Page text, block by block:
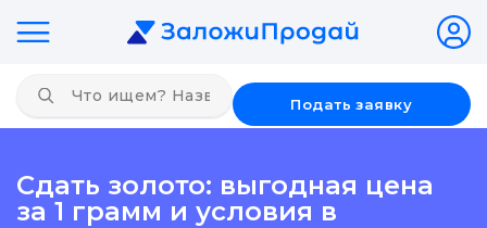
Подать заявку
Сдать золото: выгодная цена
за 1 грамм и условия в